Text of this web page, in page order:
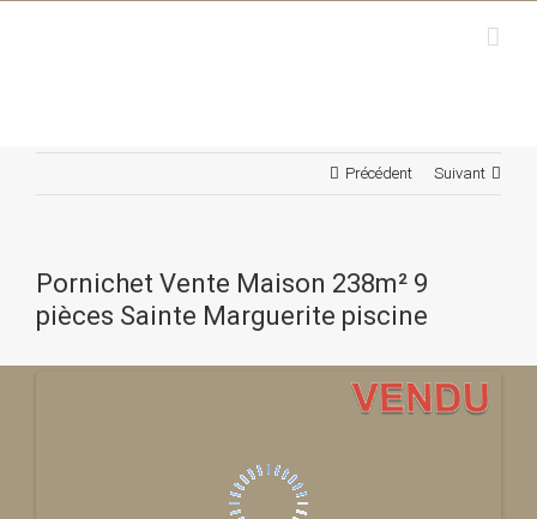
Précédent Suivant
Pornichet Vente Maison 238m² 9
pièces Sainte Marguerite piscine